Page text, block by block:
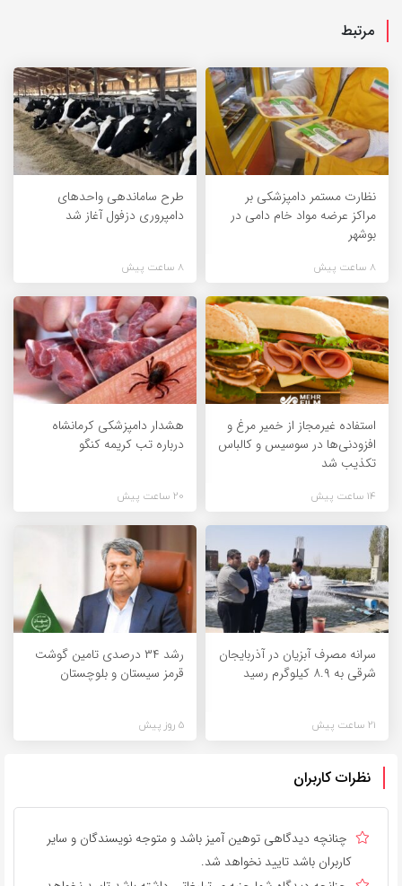
مرتبط
نظارت مستمر دامپزشکی بر
مراکز عرضه مواد خام دامی در
بوشهر
8 ساعت پیش
طرح ساماندهی واحدهای
دامپروری دزفول آغاز شد
8 ساعت پیش
استفاده غیرمجاز از خمیر مرغ و
افزودنی‌ها در سوسیس و کالباس
تکذیب شد
14 ساعت پیش
هشدار دامپزشکی کرمانشاه
درباره تب کریمه کنگو
20 ساعت پیش
سرانه مصرف آبزیان در آذربایجان
شرقی به ۸.۹ کیلوگرم رسید
21 ساعت پیش
رشد ۳۴ درصدی تامین گوشت
قرمز سیستان و بلوچستان
5 روز پیش
نظرات کاربران
چنانچه دیدگاهی توهین آمیز باشد و متوجه نویسندگان و سایر
کاربران باشد تایید نخواهد شد.